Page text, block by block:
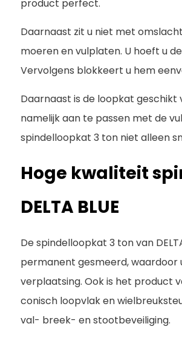
product perfect.
Daarnaast zit u niet met
moeren en vulplaten. U hoeft u
Vervolgens blokkeert u hem
Daarnaast is de loopkat geschikt
namelijk aan te passen met de
spindelloopkat 3 ton niet alleen
Hoge kwaliteit
DELTA BLUE
De spindelloopkat 3 ton van
permanent gesmeerd, waardoor
verplaatsing. Ook is het product
conisch loopvlak en
val- breek- en stootbeveiliging.